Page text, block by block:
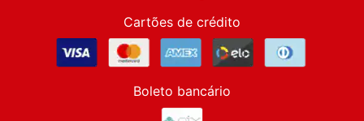
Cartões de crédito
Boleto bancário